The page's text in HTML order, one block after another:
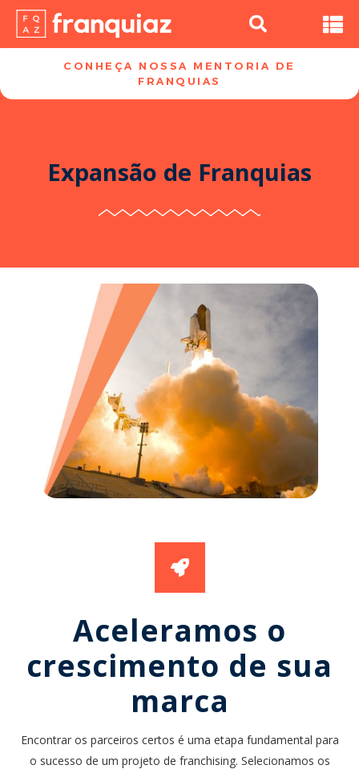
CONHEÇA NOSSA MENTORIA DE
FRANQUIAS​
Expansão de Franquias
Aceleramos o
crescimento de sua
marca
Encontrar os parceiros certos é uma etapa fundamental para
o sucesso de um projeto de franchising. Selecionamos os